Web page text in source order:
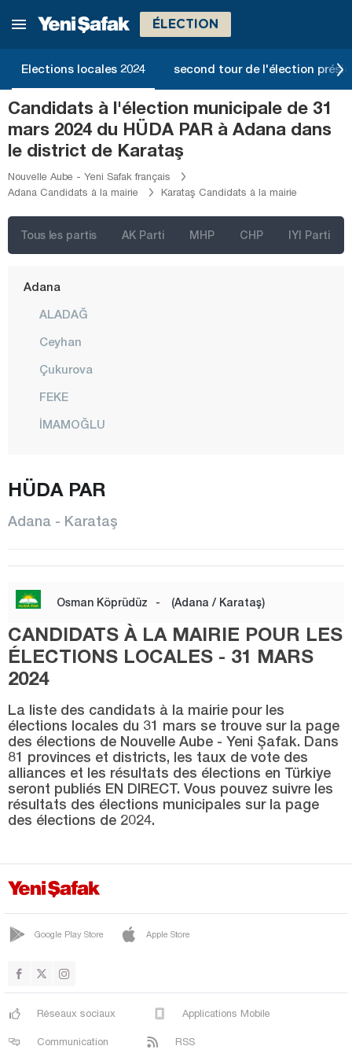
ÉLECTION
Elections locales 2024 second tour de l'élection
Candidats à l'élection municipale de 31
mars 2024 du HÜDA PAR à Adana dans
le district de Karataş
Nouvelle Aube - Yeni Safak français
Adana Candidats à la mairie
Karataş Candidats à la mairie
Tous les partis AK Parti MHP CHP IYI Parti
İstanbul
Izmir
Adana
ALADAĞ
Ceyhan
Çukurova
FEKE
İMAMOĞLU
KARATAŞ
KOZAN
SAİMBEYLİ
SARIÇAM
TUFANBEYLİ
YUMURTALIK
Yüreğir
Adıyaman
Afyonkarahisar
Ağrı
Aksaray
Ardahan
Balıkesir
Bartın
Batman
HÜDA PAR
Adana - Karataş
Osman Köprüdüz - (Adana / Karataş)
CANDIDATS À LA MAIRIE POUR LES
ÉLECTIONS LOCALES - 31 MARS
2024
La liste des candidats à la mairie pour les
élections locales du 31 mars se trouve sur la page
des élections de Nouvelle Aube - Yeni Şafak. Dans
81 provinces et districts, les taux de vote des
alliances et les résultats des élections en Türkiye
seront publiés EN DIRECT. Vous pouvez suivre les
résultats des élections municipales sur la page
des élections de 2024.
Google Play Store Apple Store
Réseaux sociaux Applications Mobile
Communication RSS